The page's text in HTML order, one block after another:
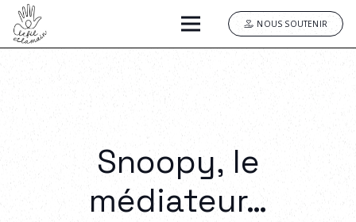
NOUS SOUTENIR
Snoopy, le
médiateur…